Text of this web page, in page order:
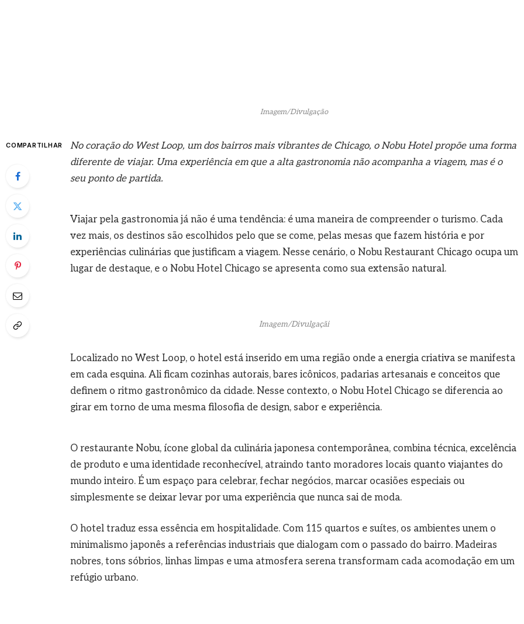
Imagem/Divulgação
COMPARTILHAR
No coração do West Loop, um dos bairros mais vibrantes de Chicago, o Nobu Hotel propõe uma forma
diferente de viajar. Uma experiência em que a alta gastronomia não acompanha a viagem, mas é o
seu ponto de partida.
Viajar pela gastronomia já não é uma tendência: é uma maneira de compreender o turismo. Cada
vez mais, os destinos são escolhidos pelo que se come, pelas mesas que fazem história e por
experiências culinárias que justificam a viagem. Nesse cenário, o Nobu Restaurant Chicago ocupa um
lugar de destaque, e o Nobu Hotel Chicago se apresenta como sua extensão natural.
Imagem/Divulgaçãi
Localizado no West Loop, o hotel está inserido em uma região onde a energia criativa se manifesta
em cada esquina. Ali ficam cozinhas autorais, bares icônicos, padarias artesanais e conceitos que
definem o ritmo gastronômico da cidade. Nesse contexto, o Nobu Hotel Chicago se diferencia ao
girar em torno de uma mesma filosofia de design, sabor e experiência.
O restaurante Nobu, ícone global da culinária japonesa contemporânea, combina técnica, excelência
de produto e uma identidade reconhecível, atraindo tanto moradores locais quanto viajantes do
mundo inteiro. É um espaço para celebrar, fechar negócios, marcar ocasiões especiais ou
simplesmente se deixar levar por uma experiência que nunca sai de moda.
O hotel traduz essa essência em hospitalidade. Com 115 quartos e suítes, os ambientes unem o
minimalismo japonês a referências industriais que dialogam com o passado do bairro. Madeiras
nobres, tons sóbrios, linhas limpas e uma atmosfera serena transformam cada acomodação em um
refúgio urbano.